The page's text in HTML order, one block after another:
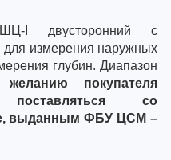
I двусторонний с
для измерения наружных
глубин. Диапазон
покупателя
со
выданным ФБУ ЦСМ –